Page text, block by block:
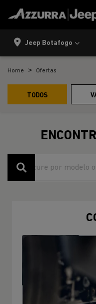
Jeep Botafogo
Home Ofertas
TODOS